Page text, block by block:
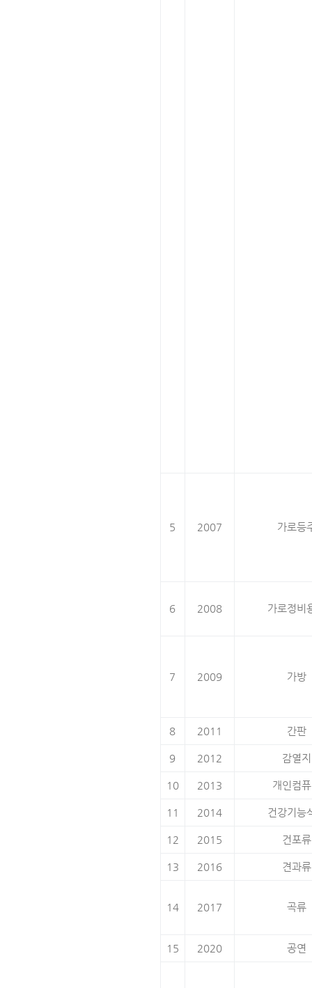
5 2007 가로등
6 2008 가로정비
7 2009 가방
8 2011 간판
9 2012 감열지
10 2013 개인컴
11 2014 건강기능
12 2015 건포류
13 2016 견과류
14 2017 곡류
15 2020 공연